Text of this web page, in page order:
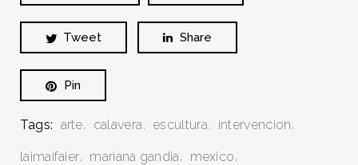
Tweet Share
Pin
Tags: arte calavera escultura intervencion
laimaifaier mariana gandia mexico